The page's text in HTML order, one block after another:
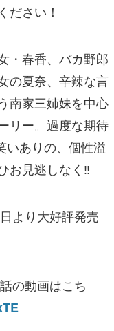
ださい！
・春香、バカ野郎
の夏奈、辛辣な言
南家三姉妹を中心
リー。過度な期待
ありの、個性溢
お見逃しなく‼
より大好評発売
の動画はこち